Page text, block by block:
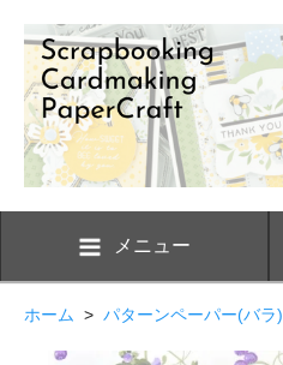
メニュー
ホーム > パターンペーパー(バラ)